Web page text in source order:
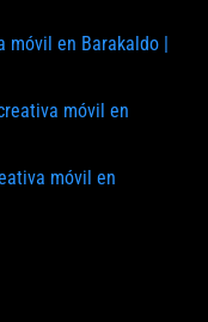
en Barakaldo |
móvil en
móvil en